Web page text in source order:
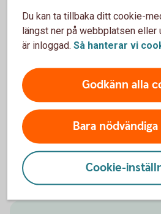
Nackdel – Vid köp av en option så
premie.
Såld option
Fördel– Vid en utställd/såld
premie.
Nackdel– Vid en utställd/såld
rättigheter och förlustrisken kan
Du kan ta tillbaka ditt cookie-
längst ner på webbplatsen eller
är inloggad. Så hanterar vi
Godkänn alla
Bara
Cookie-